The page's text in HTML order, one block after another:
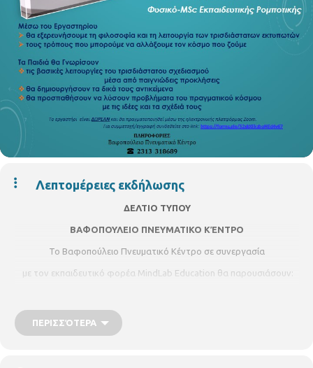
Λεπτομέρειες εκδήλωσης
ΔΕΛΤΙΟ ΤΥΠΟΥ
ΒΑΦΟΠΟΥΛΕΙΟ ΠΝΕΥΜΑΤΙΚΟ ΚΈΝΤΡΟ
Το Βαφοπούλειο Πνευματικό Κέντρο σε συνεργασία
με τον εκπαιδευτικό φορέα MindLab Education θα παρουσιάσουν:
¨ Τρισδιάστατης σχεδίασης και Εκτύπωσης για παιδιά ¨
Μετατρέποντας τις ιδέες μας σε πραγματικά αντικείμενα
ΠΕΡΙΣΣΌΤΕΡΑ